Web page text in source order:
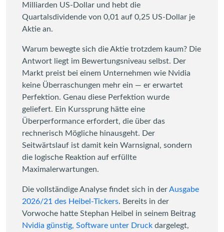
Milliarden US-Dollar und hebt die
Quartalsdividende von 0,01 auf 0,25 US-Dollar je
Aktie an.
Warum bewegte sich die Aktie trotzdem kaum? Die
Antwort liegt im Bewertungsniveau selbst. Der
Markt preist bei einem Unternehmen wie Nvidia
keine Überraschungen mehr ein — er erwartet
Perfektion. Genau diese Perfektion wurde
geliefert. Ein Kurssprung hätte eine
Überperformance erfordert, die über das
rechnerisch Mögliche hinausgeht. Der
Seitwärtslauf ist damit kein Warnsignal, sondern
die logische Reaktion auf erfüllte
Maximalerwartungen.
Die vollständige Analyse findet sich in derAusgabe
2026/21 des Heibel-Tickers. Bereits in der
Vorwoche hatte Stephan Heibel in seinem Beitrag
Nvidia günstig, Software unter Druck dargelegt,